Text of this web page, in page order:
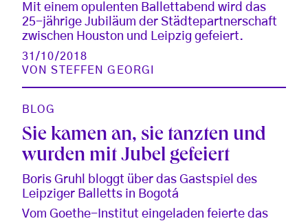
Mit einem opulenten Ballettabend wird das
25-jährige Jubiläum der Städtepartnerschaft
zwischen Houston und Leipzig gefeiert.
31/10/2018
VONSTEFFEN GEORGI
BLOG
Sie kamen an, sie tanzten und
wurden mit Jubel gefeiert
Boris Gruhl bloggt über das Gastspiel des
Leipziger Balletts in Bogotá
Vom Goethe-Institut eingeladen feierte das